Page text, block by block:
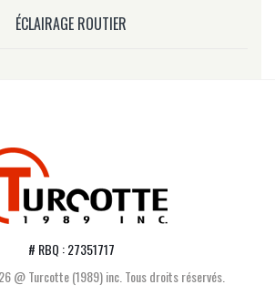
ÉCLAIRAGE ROUTIER
# RBQ : 27351717
@ Turcotte (1989) inc. Tous droits réservés.